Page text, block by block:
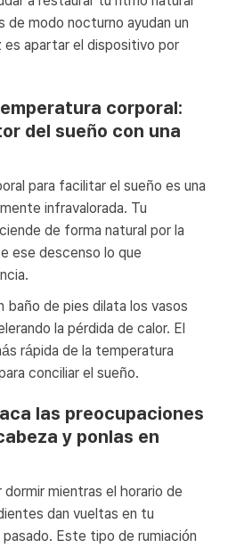
modo nocturno ayudan un
apartar el dispositivo por
corporal:
del sueño con una
para facilitar el sueño es una
infravalorada. Tu
de forma natural por la
ese descenso lo que
baño de pies dilata los vasos
la pérdida de calor. El
rápida de la temperatura
conciliar el sueño.
las preocupaciones
y ponlas en
mientras el horario de
dan vueltas en tu
Este tipo de rumiación